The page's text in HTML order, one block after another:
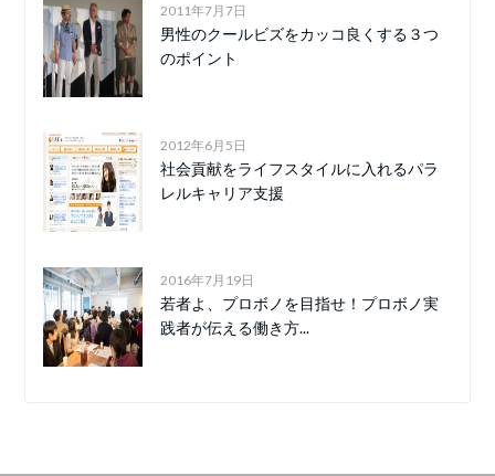
2011年7月7日
男性のクールビズをカッコ良くする３つ
のポイント
2012年6月5日
社会貢献をライフスタイルに入れるパラ
レルキャリア支援
2016年7月19日
若者よ、プロボノを目指せ！プロボノ実
践者が伝える働き方...